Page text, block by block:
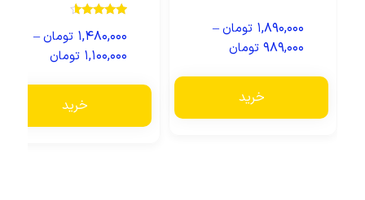
۱,۸۹۰,۰۰۰ تومان–
۹۸۹,۰۰۰ تومان
خرید
4.33
۱,۴۸۰,۰۰۰ تومان–
۱,۱۰۰,۰۰۰ تومان
خرید